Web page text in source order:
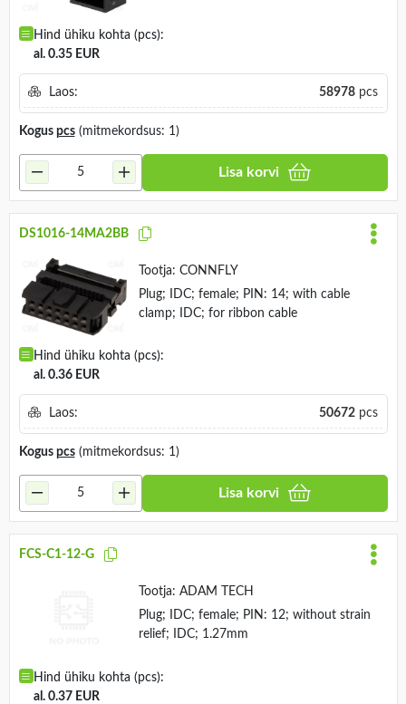
Hind ühiku kohta (pcs):
al. 0.35 EUR
Laos: 58978pcs
Kogus pcs(mitmekordsus: 1)
Lisa korvi
DS1016-14MA2BB
Tootja: CONNFLY
Plug; IDC; female; PIN: 14; with cable
clamp; IDC; for ribbon cable
Hind ühiku kohta (pcs):
al. 0.36 EUR
Laos: 50672pcs
Kogus pcs(mitmekordsus: 1)
Lisa korvi
FCS-C1-12-G
Tootja: ADAM TECH
Plug; IDC; female; PIN: 12; without strain
relief; IDC; 1.27mm
Hind ühiku kohta (pcs):
al. 0.37 EUR